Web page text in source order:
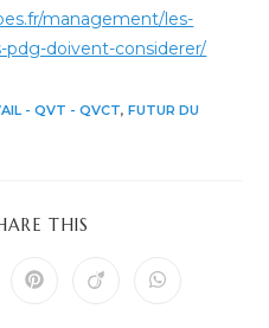
management/les-
pdg-doivent-considerer/
- QVT - QVCT, FUTUR DU
THIS
Ouvrir Ouvrir Ouvrir